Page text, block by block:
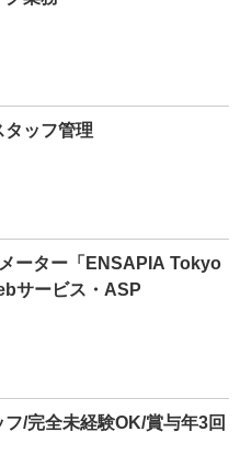
ッフ管理
ーター「ENSAPIA Tokyo
サービス・ASP
/完全未経験OK/賞与年3回